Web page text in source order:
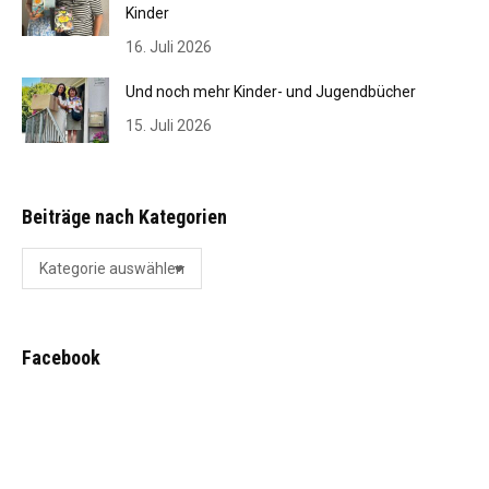
Kinder
16. Juli 2026
Und noch mehr Kinder- und Jugendbücher
15. Juli 2026
Beiträge nach Kategorien
Beiträge
nach
Facebook